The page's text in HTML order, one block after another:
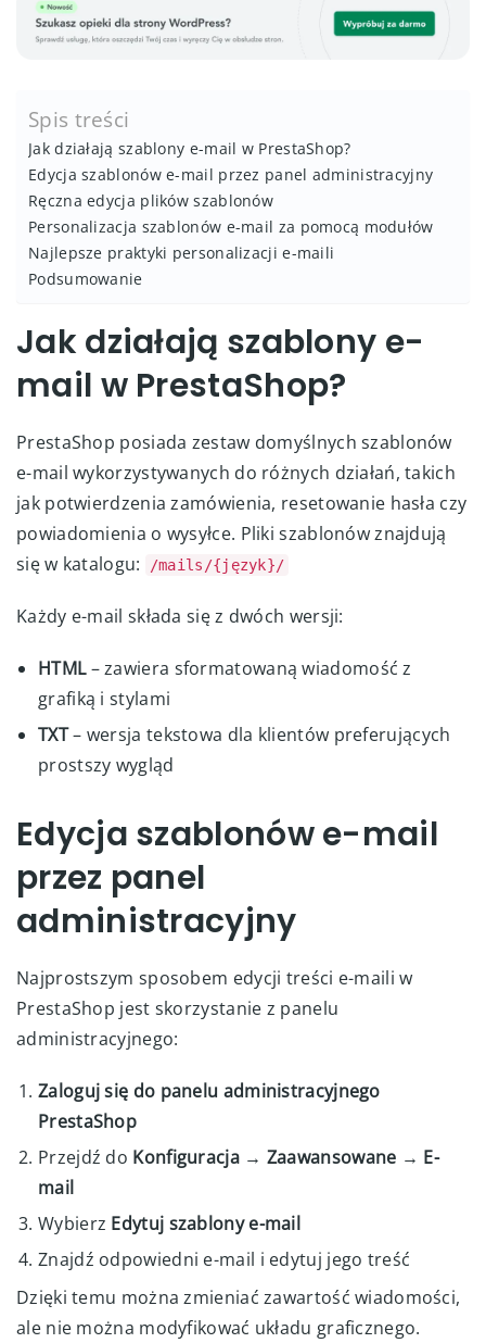
Spis treści
Jak działają szablony e-mail w PrestaShop?
Edycja szablonów e-mail przez panel administracyjny
Ręczna edycja plików szablonów
Personalizacja szablonów e-mail za pomocą modułów
Najlepsze praktyki personalizacji e-maili
Podsumowanie
Jak działają szablony e-
mail w PrestaShop?
PrestaShop posiada zestaw domyślnych szablonów
e-mail wykorzystywanych do różnych działań, takich
jak potwierdzenia zamówienia, resetowanie hasła czy
powiadomienia o wysyłce. Pliki szablonów znajdują
się w katalogu:
/mails/{język}/
Każdy e-mail składa się z dwóch wersji:
HTML– zawiera sformatowaną wiadomość z
grafiką i stylami
TXT– wersja tekstowa dla klientów preferujących
prostszy wygląd
Edycja szablonów e-mail
przez panel
administracyjny
Najprostszym sposobem edycji treści e-maili w
PrestaShop jest skorzystanie z panelu
administracyjnego:
Zaloguj się do panelu administracyjnego
PrestaShop
Przejdź do Konfiguracja → Zaawansowane → E-
mail
Wybierz Edytuj szablony e-mail
Znajdź odpowiedni e-mail i edytuj jego treść
Dzięki temu można zmieniać zawartość wiadomości,
ale nie można modyfikować układu graficznego.